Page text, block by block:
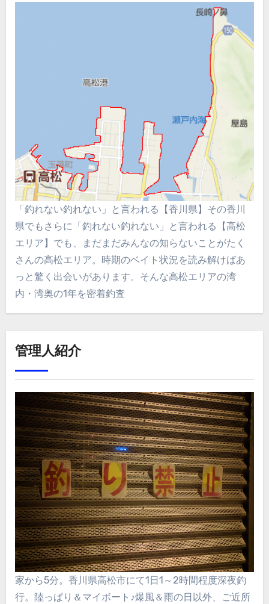
「釣れない釣れない」と言われる【香川県】その香川
県でもさらに「釣れない釣れない」と言われる【高松
エリア】でも、まだまだみんなの知らないことがたく
さんの高松エリア。時期のベイト状況を読み解けばあ
っと驚く出会いがあります。そんな高松エリアの湾
内・湾奥の1年を密着釣査
管理人紹介
家から5分。香川県高松市にて1日1～2時間程度深夜釣
行。陸っぱり＆マイボート♪爆風＆雨の日以外、ご近所